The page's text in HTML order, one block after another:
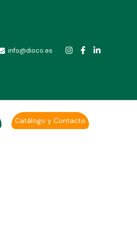
info@dioco.es
Catálogo y Contacto